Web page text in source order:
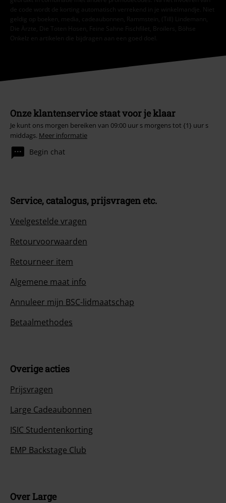
de code wordt de korting automatisch verrekend in je winkelmandje. Niet
geldig op boeken, media, cadeaubonnen, Rammstein, (Till) Lindemann,
Die Ärzte, Die Toten Hosen, Feine Sahne Fischfilet, Broilers, Böhse
Onkelz en artikelen die bijdragen aan een goed doel.
Onze klantenservice staat voor je klaar
Je kunt ons morgen bereiken van 09:00 uur s morgens tot {1} uur s
middags. Meer informatie
Begin chat
Service, catalogus, prijsvragen etc.
Veelgestelde vragen
Retourvoorwaarden
Retourneer item
Algemene maat info
Annuleer mijn BSC-lidmaatschap
Betaalmethodes
Overige acties
Prijsvragen
Large Cadeaubonnen
ISIC Studentenkorting
EMP Backstage Club
Over Large